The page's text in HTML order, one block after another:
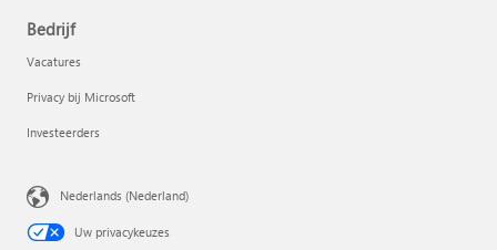
Bedrijf
Vacatures
Privacy bij Microsoft
Investeerders
Nederlands (Nederland)
Uw privacykeuzes